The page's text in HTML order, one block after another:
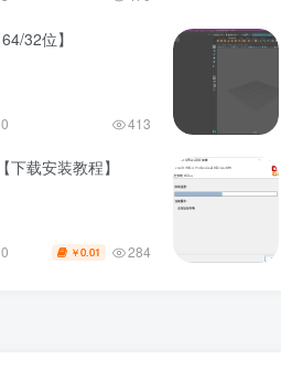
32位】
413
载安装教程】
￥0.01 284